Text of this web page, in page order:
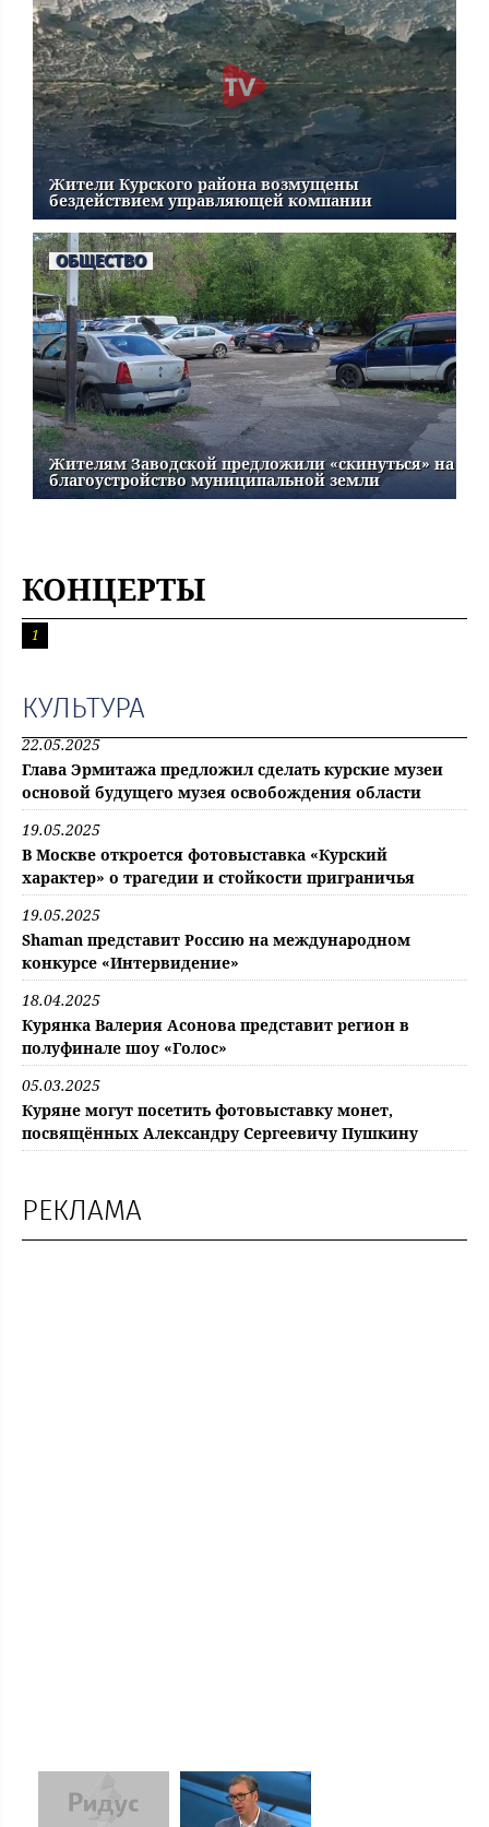
Жители Курского района возмущены
бездействием управляющей компании
ОБЩЕСТВО
Жителям Заводской предложили «скинуться» на
благоустройство муниципальной земли
КОНЦЕРТЫ
1
КУЛЬТУРА
22.05.2025
Глава Эрмитажа предложил сделать курские музеи
основой будущего музея освобождения области
19.05.2025
В Москве откроется фотовыставка «Курский
характер» о трагедии и стойкости приграничья
19.05.2025
Shaman представит Россию на международном
конкурсе «Интервидение»
18.04.2025
Курянка Валерия Асонова представит регион в
полуфинале шоу «Голос»
05.03.2025
Куряне могут посетить фотовыставку монет,
посвящённых Александру Сергеевичу Пушкину
РЕКЛАМА